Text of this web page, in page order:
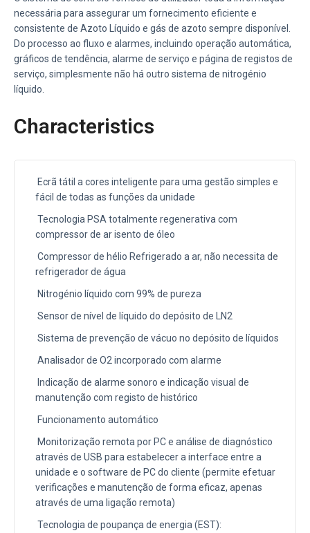
necessária para assegurar um fornecimento eficiente e
consistente de Azoto Líquido e gás de azoto sempre disponível.
Do processo ao fluxo e alarmes, incluindo operação automática,
gráficos de tendência, alarme de serviço e página de registos de
serviço, simplesmente não há outro sistema de nitrogénio
líquido.
Characteristics
Ecrã tátil a cores inteligente para uma gestão simples e
fácil de todas as funções da unidade
Tecnologia PSA totalmente regenerativa com
compressor de ar isento de óleo
Compressor de hélio Refrigerado a ar, não necessita de
refrigerador de água
Nitrogénio líquido com 99% de pureza
Sensor de nível de líquido do depósito de LN2
Sistema de prevenção de vácuo no depósito de líquidos
Analisador de O2 incorporado com alarme
Indicação de alarme sonoro e indicação visual de
manutenção com registo de histórico
Funcionamento automático
Monitorização remota por PC e análise de diagnóstico
através de USB para estabelecer a interface entre a
unidade e o software de PC do cliente (permite efetuar
verificações e manutenção de forma eficaz, apenas
através de uma ligação remota)
Tecnologia de poupança de energia (EST):